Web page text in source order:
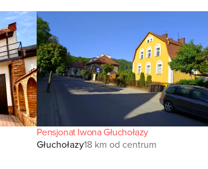
Pensjonat Iwona Głuchołazy
Głuchołazy18 km od centrum